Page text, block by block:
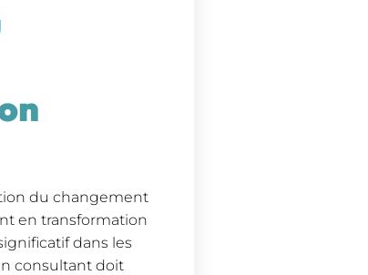
du changement
en transformation
dans les
consultant doit